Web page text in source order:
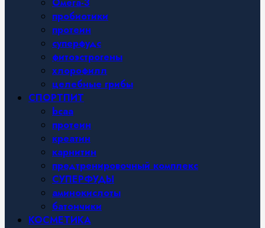
пробиотики
протеин
суперфудс
фитоэстрогены
хлорофилл
целебные грибы
СПОРТПИТ
bcaa
протеин
креатин
карнитин
предтренировочный комплекс
СУПЕРФУДЫ
аминокислоты
батончики
КОСМЕТИКА